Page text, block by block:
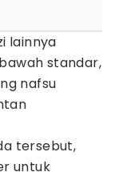
lainnya
standar,
nafsu
tersebut,
untuk